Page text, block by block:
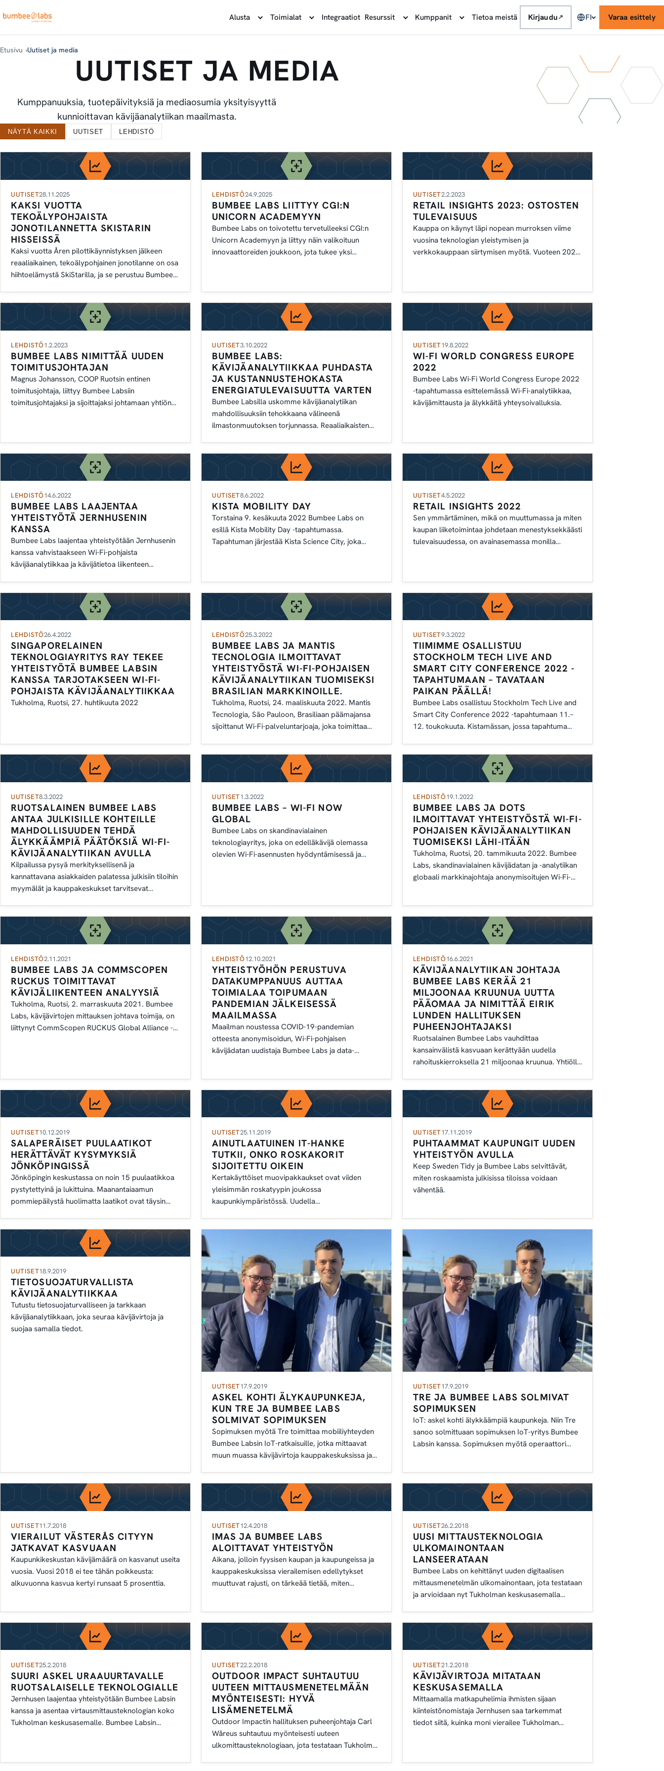
Alusta Toimialat Integraatiot Resurssit Kumppanit Tietoa meistä Kirjaudu↗ FI Varaa esittely
Etusivu Uutiset ja media
UUTISET JA MEDIA
Kumppanuuksia, tuotepäivityksiä ja mediaosumia yksityisyyttä
kunnioittavan kävijäanalytiikan maailmasta.
UUSIMMAT UUTISET
NÄYTÄ KAIKKI UUTISET LEHDISTÖ
UUTISET28.11.2025
KAKSI VUOTTA
TEKOÄLYPOHJAISTA
JONOTILANNETTA SKISTARIN
HISSEISSÄ
Kaksi vuotta Åren pilottikäynnistyksen jälkeen
reaaliaikainen, tekoälypohjainen jonotilanne on osa
hiihtoelämystä SkiStarilla, ja se perustuu Bumbee
LEHDISTÖ24.9.2025
BUMBEE LABS LIITTYY CGI:N
UNICORN ACADEMYYN
Bumbee Labs on toivotettu tervetulleeksi CGI:n
Unicorn Academyyn ja liittyy näin valikoituun
innovaattoreiden joukkoon, jota tukee yksi
UUTISET2.2.2023
RETAIL INSIGHTS 2023: OSTOSTEN
TULEVAISUUS
Kauppa on käynyt läpi nopean murroksen viime
vuosina teknologian yleistymisen ja
verkkokauppaan siirtymisen myötä. Vuoteen 2023
LEHDISTÖ1.2.2023
BUMBEE LABS NIMITTÄÄ UUDEN
TOIMITUSJOHTAJAN
Magnus Johansson, COOP Ruotsin entinen
toimitusjohtaja, liittyy Bumbee Labsiin
toimitusjohtajaksi ja sijoittajaksi johtamaan yhtiön
UUTISET3.10.2022
BUMBEE LABS:
KÄVIJÄANALYTIIKKAA PUHDASTA
JA KUSTANNUSTEHOKASTA
ENERGIATULEVAISUUTTA VARTEN
Bumbee Labsilla uskomme kävijäanalytiikan
mahdollisuuksiin tehokkaana välineenä
ilmastonmuutoksen torjunnassa. Reaaliaikaisten
UUTISET19.8.2022
WI-FI WORLD CONGRESS EUROPE
2022
Bumbee Labs Wi-Fi World Congress Europe 2022
-tapahtumassa esittelemässä Wi-Fi-analytiikkaa,
kävijämittausta ja älykkäitä yhteysoivalluksia.
LEHDISTÖ14.6.2022
BUMBEE LABS LAAJENTAA
YHTEISTYÖTÄ JERNHUSENIN
KANSSA
Bumbee Labs laajentaa yhteistyötään Jernhusenin
kanssa vahvistaakseen Wi-Fi-pohjaista
kävijäanalytiikkaa ja kävijätietoa liikenteen
UUTISET8.6.2022
KISTA MOBILITY DAY
Torstaina 9. kesäkuuta 2022 Bumbee Labs on
esillä Kista Mobility Day -tapahtumassa.
Tapahtuman järjestää Kista Science City, joka
UUTISET4.5.2022
RETAIL INSIGHTS 2022
Sen ymmärtäminen, mikä on muuttumassa ja miten
kaupan liiketoimintaa johdetaan menestyksekkäästi
tulevaisuudessa, on avainasemassa monilla
LEHDISTÖ26.4.2022
SINGAPORELAINEN
TEKNOLOGIAYRITYS RAY TEKEE
YHTEISTYÖTÄ BUMBEE LABSIN
KANSSA TARJOTAKSEEN WI-FI-
POHJAISTA KÄVIJÄANALYTIIKKAA
Tukholma, Ruotsi, 27. huhtikuuta 2022
LEHDISTÖ25.3.2022
BUMBEE LABS JA MANTIS
TECNOLOGIA ILMOITTAVAT
YHTEISTYÖSTÄ WI-FI-POHJAISEN
KÄVIJÄANALYTIIKAN TUOMISEKSI
BRASILIAN MARKKINOILLE.
Tukholma, Ruotsi, 24. maaliskuuta 2022. Mantis
Tecnologia, São Pauloon, Brasiliaan päämajansa
sijoittanut Wi-Fi-palveluntarjoaja, joka toimittaa
UUTISET9.3.2022
TIIMIMME OSALLISTUU
STOCKHOLM TECH LIVE AND
SMART CITY CONFERENCE 2022 -
TAPAHTUMAAN – TAVATAAN
PAIKAN PÄÄLLÄ!
Bumbee Labs osallistuu Stockholm Tech Live and
Smart City Conference 2022 -tapahtumaan 11.–
12. toukokuuta. Kistamässan, jossa tapahtuma
UUTISET8.3.2022
RUOTSALAINEN BUMBEE LABS
ANTAA JULKISILLE KOHTEILLE
MAHDOLLISUUDEN TEHDÄ
ÄLYKKÄÄMPIÄ PÄÄTÖKSIÄ WI-FI-
KÄVIJÄANALYTIIKAN AVULLA
Kilpailussa pysyä merkityksellisenä ja
kannattavana asiakkaiden palatessa julkisiin tiloihin
myymälät ja kauppakeskukset tarvitsevat
UUTISET1.3.2022
BUMBEE LABS – WI-FI NOW
GLOBAL
Bumbee Labs on skandinavialainen
teknologiayritys, joka on edelläkävijä olemassa
olevien Wi-Fi-asennusten hyödyntämisessä ja
LEHDISTÖ19.1.2022
BUMBEE LABS JA DOTS
ILMOITTAVAT YHTEISTYÖSTÄ WI-FI-
POHJAISEN KÄVIJÄANALYTIIKAN
TUOMISEKSI LÄHI-ITÄÄN
Tukholma, Ruotsi, 20. tammikuuta 2022. Bumbee
Labs, skandinavialainen kävijädatan ja -analytiikan
globaali markkinajohtaja anonymisoitujen Wi-Fi-
LEHDISTÖ2.11.2021
BUMBEE LABS JA COMMSCOPEN
RUCKUS TOIMITTAVAT
KÄVIJÄLIIKENTEEN ANALYYSIÄ
Tukholma, Ruotsi, 2. marraskuuta 2021. Bumbee
Labs, kävijävirtojen mittauksen johtava toimija, on
liittynyt CommScopen RUCKUS Global Alliance -
LEHDISTÖ12.10.2021
YHTEISTYÖHÖN PERUSTUVA
DATAKUMPPANUUS AUTTAA
TOIMIALAA TOIPUMAAN
PANDEMIAN JÄLKEISESSÄ
MAAILMASSA
Maailman noustessa COVID-19-pandemian
otteesta anonymisoidun, Wi-Fi-pohjaisen
kävijädatan uudistaja Bumbee Labs ja data-
LEHDISTÖ16.6.2021
KÄVIJÄANALYTIIKAN JOHTAJA
BUMBEE LABS KERÄÄ 21
MILJOONAA KRUUNUA UUTTA
PÄÄOMAA JA NIMITTÄÄ EIRIK
LUNDEN HALLITUKSEN
PUHEENJOHTAJAKSI
Ruotsalainen Bumbee Labs vauhdittaa
kansainvälistä kasvuaan kerättyään uudella
rahoituskierroksella 21 miljoonaa kruunua. Yhtiöllä
UUTISET10.12.2019
SALAPERÄISET PUULAATIKOT
HERÄTTÄVÄT KYSYMYKSIÄ
JÖNKÖPINGISSÄ
Jönköpingin keskustassa on noin 15 puulaatikkoa
pystytettyinä ja lukittuina. Maanantaiaamun
pommiepäilystä huolimatta laatikot ovat täysin
UUTISET25.11.2019
AINUTLAATUINEN IT-HANKE
TUTKII, ONKO ROSKAKORIT
SIJOITETTU OIKEIN
Kertakäyttöiset muovipakkaukset ovat viiden
yleisimmän roskatyypin joukossa
kaupunkiympäristössä. Uudella
UUTISET17.11.2019
PUHTAAMMAT KAUPUNGIT UUDEN
YHTEISTYÖN AVULLA
Keep Sweden Tidy ja Bumbee Labs selvittävät,
miten roskaamista julkisissa tiloissa voidaan
vähentää.
UUTISET18.9.2019
TIETOSUOJATURVALLISTA
KÄVIJÄANALYTIIKKAA
Tutustu tietosuojaturvalliseen ja tarkkaan
kävijäanalytiikkaan, joka seuraa kävijävirtoja ja
suojaa samalla tiedot.
UUTISET17.9.2019
ASKEL KOHTI ÄLYKAUPUNKEJA,
KUN TRE JA BUMBEE LABS
SOLMIVAT SOPIMUKSEN
Sopimuksen myötä Tre toimittaa mobiiliyhteyden
Bumbee Labsin IoT-ratkaisuille, jotka mittaavat
muun muassa kävijävirtoja kauppakeskuksissa ja
UUTISET17.9.2019
TRE JA BUMBEE LABS SOLMIVAT
SOPIMUKSEN
IoT: askel kohti älykkäämpiä kaupunkeja. Niin Tre
sanoo solmittuaan sopimuksen IoT-yritys Bumbee
Labsin kanssa. Sopimuksen myötä operaattori
UUTISET11.7.2018
VIERAILUT VÄSTERÅS CITYYN
JATKAVAT KASVUAAN
Kaupunkikeskustan kävijämäärä on kasvanut useita
vuosia. Vuosi 2018 ei tee tähän poikkeusta:
alkuvuonna kasvua kertyi runsaat 5 prosenttia.
UUTISET12.4.2018
IMAS JA BUMBEE LABS
ALOITTAVAT YHTEISTYÖN
Aikana, jolloin fyysisen kaupan ja kaupungeissa ja
kauppakeskuksissa vierailemisen edellytykset
muuttuvat rajusti, on tärkeää tietää, miten
UUTISET26.2.2018
UUSI MITTAUSTEKNOLOGIA
ULKOMAINONTAAN
LANSEERATAAN
Bumbee Labs on kehittänyt uuden digitaalisen
mittausmenetelmän ulkomainontaan, jota testataan
ja arvioidaan nyt Tukholman keskusasemalla
UUTISET25.2.2018
SUURI ASKEL URAAUURTAVALLE
RUOTSALAISELLE TEKNOLOGIALLE
Jernhusen laajentaa yhteistyötään Bumbee Labsin
kanssa ja asentaa virtausmittausteknologian koko
Tukholman keskusasemalle. Bumbee Labsin
UUTISET22.2.2018
OUTDOOR IMPACT SUHTAUTUU
UUTEEN MITTAUSMENETELMÄÄN
MYÖNTEISESTI: HYVÄ
LISÄMENETELMÄ
Outdoor Impactin hallituksen puheenjohtaja Carl
Wåreus suhtautuu myönteisesti uuteen
ulkomittausteknologiaan, jota testataan Tukholman
UUTISET21.2.2018
KÄVIJÄVIRTOJA MITATAAN
KESKUSASEMALLA
Mittaamalla matkapuhelimia ihmisten sijaan
kiinteistönomistaja Jernhusen saa tarkemmat
tiedot siitä, kuinka moni vierailee Tukholman